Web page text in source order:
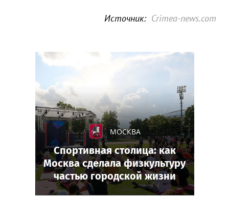
Источник: Crimea-news.com
МОСКВА
Спортивная столица: как
Москва сделала физкультуру
частью городской жизни